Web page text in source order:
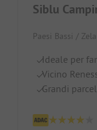
Siblu
Paesi Bassi /
Ideale per
Vicino
Grandi